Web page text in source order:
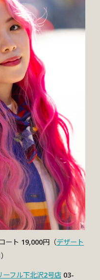
ート 19,000円（デザート
ーフル下北沢2号店 03-